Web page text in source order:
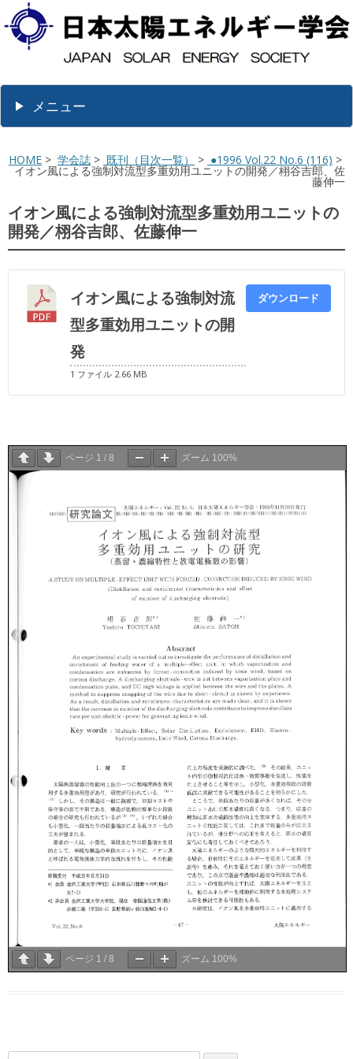
メニュー
HOME > 学会誌 > 既刊（目次一覧） > ●1996 Vol.22 No.6 (116) >
イオン風による強制対流型多重効用ユニットの開発／栩谷吉郎、佐
藤伸一
イオン風による強制対流型多重効用ユニットの
開発／栩谷吉郎、佐藤伸一
イオン風による強制対流
型多重効用ユニットの開
発
1 ファイル 2.66 MB
ダウンロード
ページ 1 / 8 ズーム 100%
ページ 1 / 8 ズーム 100%